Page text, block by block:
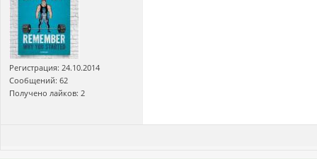
Регистрация: 24.10.2014
Сообщений: 62
Получено лайков: 2